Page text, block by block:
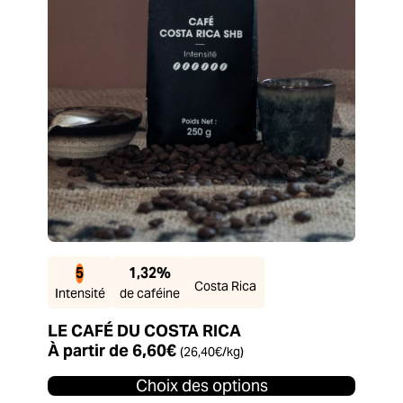
5
Intensité
1,32%
de caféine Costa Rica
LE CAFÉ DU COSTA RICA
À partir de6,60€ (26,40€/kg)
Choix des options